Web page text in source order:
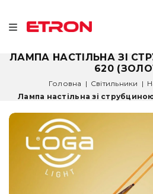
ЛАМПА НАСТІЛЬНА ЗІ
620
Головна | Світильники |
Лампа настільна зі